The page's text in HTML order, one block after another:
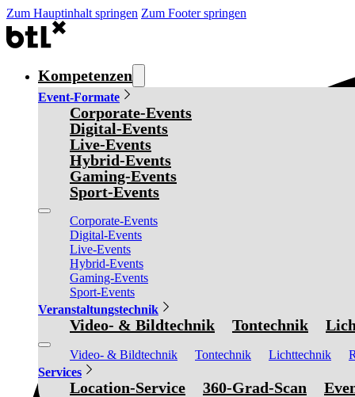
Zum Hauptinhalt springen Zum Footer springen
Kompetenzen
Event-Formate
Corporate-Events
Digital-Events
Live-Events
Hybrid-Events
Gaming-Events
Sport-Events
Corporate-Events
Digital-Events
Live-Events
Hybrid-Events
Gaming-Events
Sport-Events
Veranstaltungstechnik
Video- & Bildtechnik Tontechnik
Video- & Bildtechnik Tontechnik Lichttechnik
Services
Location-Service 360-Grad-Scan